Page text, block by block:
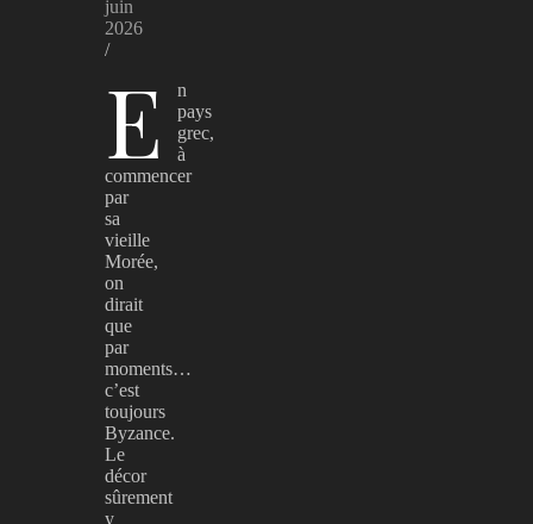
juin
2026
/
E
n
pays
grec,
à
commencer
par
sa
vieille
Morée,
on
dirait
que
par
moments…
c’est
toujours
Byzance.
Le
décor
sûrement
y